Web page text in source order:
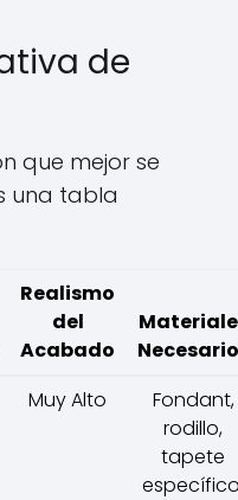
de
que mejor se
una tabla
Realismo
del
Acabado
Muy Alto
Fondant,
rodillo,
tapete